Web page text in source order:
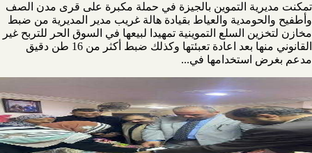
تمكنت مديرية التموين بالجيزة في حملة مكبرة على قرى مدن الصف
وأطفيح والحومدية والعياط بقيادة هالة غريب مدير المديرية من ضبط
مخازن لتخزين السلع التموينية تمهيدا لبيعها في السوق الحر للتربح غير
القانوني منها بعد اعادة تعبئتها وكذلك ضبط أكثر من 16 طن دقيق
مدعم بغرض استخدامها في...